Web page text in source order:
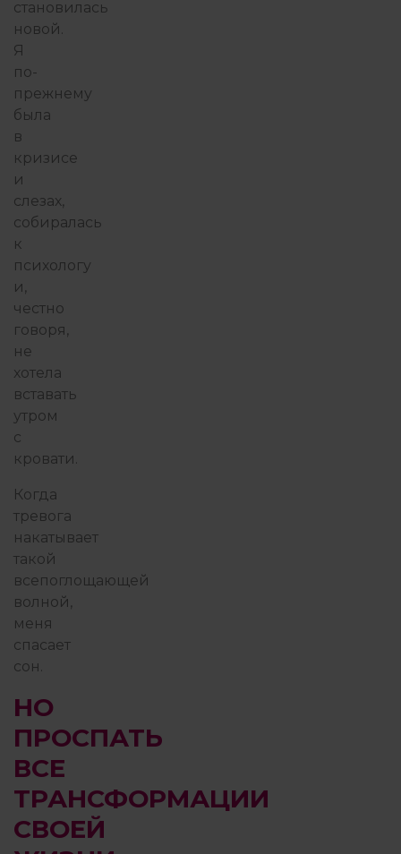
становилась
новой.
Я
по-
прежнему
была
в
кризисе
и
слезах,
собиралась
к
психологу
и,
честно
говоря,
не
хотела
вставать
утром
с
кровати.
Когда
тревога
накатывает
такой
всепоглощающей
волной,
меня
спасает
сон.
НО
ПРОСПАТЬ
ВСЕ
ТРАНСФОРМАЦИИ
СВОЕЙ